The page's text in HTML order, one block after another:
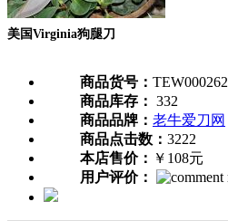
美国Virginia狗腿刀
商品货号： TEW000262
商品库存： 332
商品品牌： 老牛爱刀网
商品点击数： 3222
本店售价： ￥108元
用户评价：